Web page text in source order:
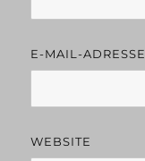
E-MAIL-ADRESSE
WEBSITE